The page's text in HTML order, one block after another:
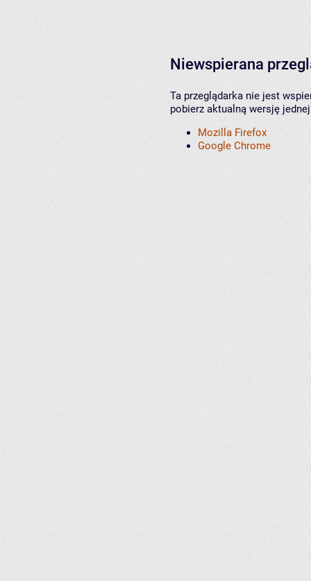
Niewspierana
Ta przeglądarka nie jest
pobierz aktualną wersję
Mozilla Firefox
Google Chrome